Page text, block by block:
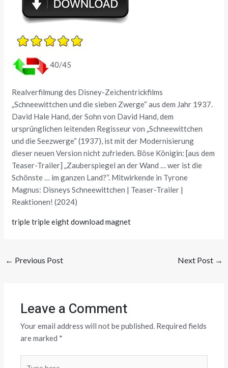
40/45
Realverfilmung des Disney-Zeichentrickfilms
„Schneewittchen und die sieben Zwerge“ aus dem Jahr 1937.
David Hale Hand, der Sohn von David Hand, dem
ursprünglichen leitenden Regisseur von „Schneewittchen
und die Seezwerge“ (1937), ist mit der Modernisierung
dieser neuen Version nicht zufrieden. Böse Königin: [aus dem
Teaser-Trailer] „Zauberspiegel an der Wand … wer ist die
Schönste … im ganzen Land?“. Mitwirkende in Tyrone
Magnus: Disneys Schneewittchen | Teaser-Trailer |
Reaktionen! (2024)
triple triple eight download magnet
← Previous Post Next Post →
Leave a Comment
Your email address will not be published. Required fields
are marked *